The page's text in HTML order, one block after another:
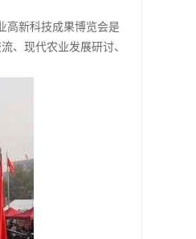
高新科技成果博览会是
、现代农业发展研讨、